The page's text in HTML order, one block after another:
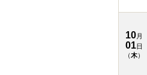
10月
01日
（木）